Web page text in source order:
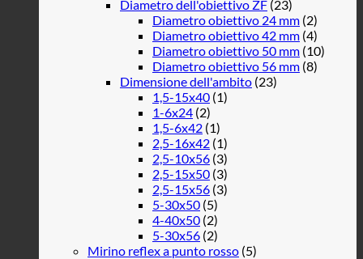
Diametro dell'obiettivo ZF (23)
Diametro obiettivo 24 mm (2)
Diametro obiettivo 42 mm (4)
Diametro obiettivo 50 mm (10)
Diametro obiettivo 56 mm (8)
Dimensione dell'ambito (23)
1,5-15x40 (1)
1-6x24 (2)
1,5-6x42 (1)
2,5-16x42 (1)
2,5-10x56 (3)
2,5-15x50 (3)
2,5-15x56 (3)
5-30x50 (5)
4-40x50 (2)
5-30x56 (2)
Mirino reflex a punto rosso (5)